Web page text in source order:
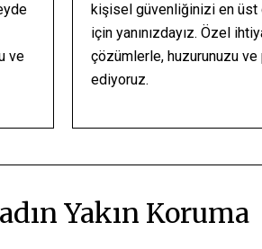
ve
kişisel güvenliğinizi en üst
için yanınızdayız. Özel
çözümlerle, huzurunuzu
ediyoruz.
Yakın Koruma